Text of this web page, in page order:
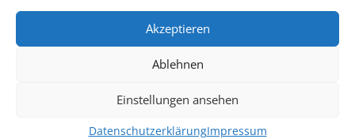
Akzeptieren
Ablehnen
Einstellungen ansehen
DatenschutzerklärungImpressum
Inhaber*innen freien Eintrittzu den Vorstellungen – 30
Minuten vor Beginn des Films und solange der Vorrat reicht!
Weitere Details zum Festival finden SieHIER
DIGITAL KULTURPASS BEANTRAGEN